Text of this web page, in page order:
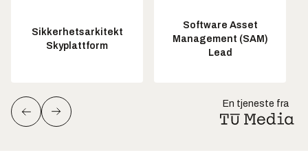
Sikkerhetsarkitekt
Skyplattform
Software Asset
Management (SAM)
Lead
En tjeneste fra